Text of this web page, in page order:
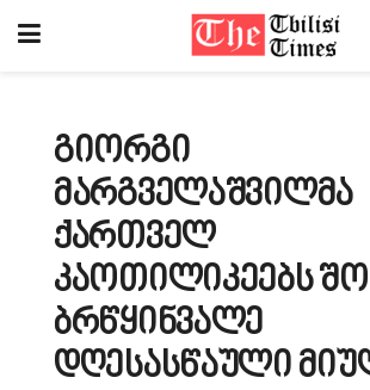
გიორგი
მარგველაშვილმა
ქართველ
კაოთილიკეებს
ბრწყინვალე
დღესასწაული